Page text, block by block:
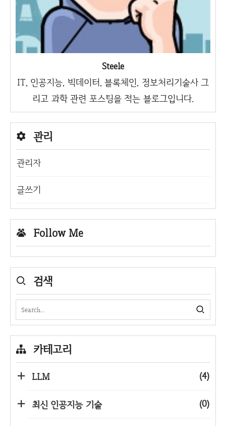
Steele
IT, 인공지능, 빅데이터, 블록체인, 정보처리기술사 그
리고 과학 관련 포스팅을 적는 블로그입니다.
관리
관리자
글쓰기
Follow Me
검색
카테고리
LLM (4)
최신 인공지능 기술 (0)